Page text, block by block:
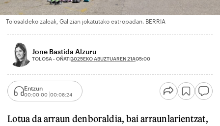
Tolosaldeko zaleak, Galizian jokatutako estropadan. BERRIA
Jone Bastida Alzuru
TOLOSA - OÑATI2025EKO ABUZTUAREN 21A05:00
Entzun
00:00:00 00:08:24
Lotua da arraun denboraldia, bai arraunlarientzat,